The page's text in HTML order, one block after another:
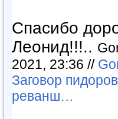
Спасибо
Леонид!!!..
2021, 23:36 //
Заговор
реванш…